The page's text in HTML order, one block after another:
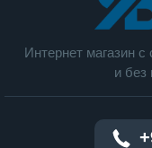
калорий ,
измерение
измерение
Аккумулятор
Интернет магазин
и без